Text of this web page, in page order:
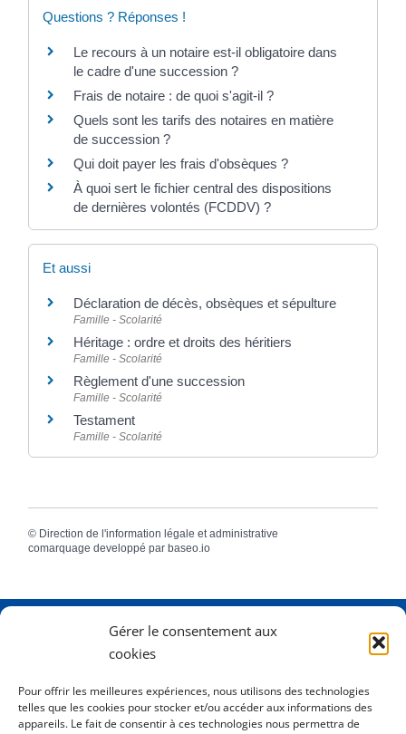
Gérer le consentement aux
cookies
Pour offrir les meilleures expériences, nous utilisons des technologies
telles que les cookies pour stocker et/ou accéder aux informations des
appareils. Le fait de consentir à ces technologies nous permettra de
Questions ? Réponses !
Le recours à un notaire est-il obligatoire dans
le cadre d'une succession ?
Frais de notaire : de quoi s'agit-il ?
Quels sont les tarifs des notaires en matière
de succession ?
Qui doit payer les frais d'obsèques ?
À quoi sert le fichier central des dispositions
de dernières volontés (FCDDV) ?
Et aussi
Déclaration de décès, obsèques et sépulture
Famille - Scolarité
Héritage : ordre et droits des héritiers
Famille - Scolarité
Règlement d'une succession
Famille - Scolarité
Testament
Famille - Scolarité
© Direction de l'information légale et administrative
comarquage developpé par baseo.io
2 Rue Dame Pernette
Horaires
Lundi de 8h15 à 12h